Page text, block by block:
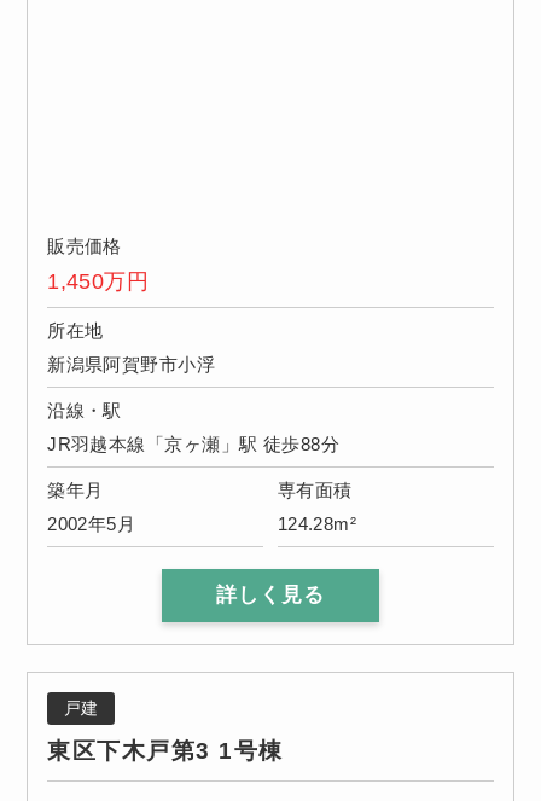
販売価格
1,450万円
所在地
新潟県阿賀野市小浮
沿線・駅
JR羽越本線「京ヶ瀬」駅 徒歩88分
築年月
2002年5月
専有面積
124.28m²
詳しく見る
戸建
東区下木戸第3 1号棟